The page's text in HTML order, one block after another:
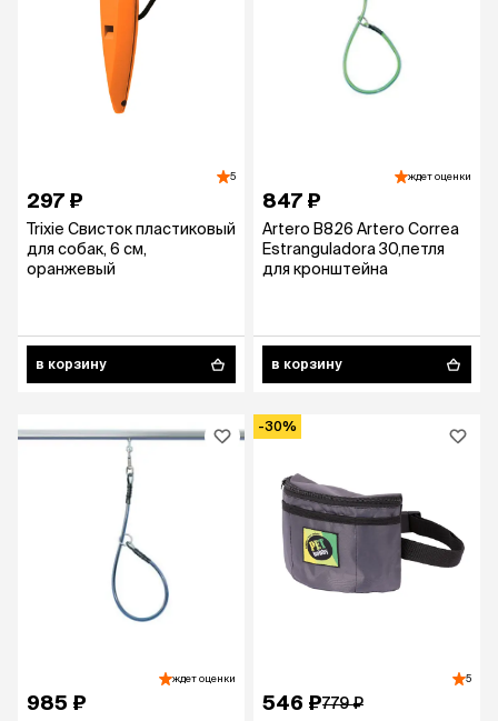
5
297 ₽
Trixie Свисток пластиковый
для собак, 6 см,
оранжевый
в корзину
ждет оценки
847 ₽
Artero B826 Artero Correa
Estranguladora 30,петля
для кронштейна
в корзину
ждет оценки
985 ₽
-30%
5
546 ₽779 ₽